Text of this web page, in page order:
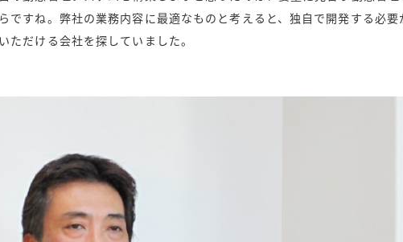
ですね。弊社の業務内容に最適なものと考えると、独自で開発する必要
ただける会社を探していました。